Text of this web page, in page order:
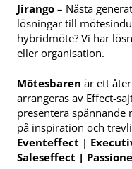
Jirango – Nästa
lösningar till
hybridmöte? Vi har
eller organisation.
Mötesbaren är ett
arrangeras av Effect-
presentera
på inspiration och
Eventeffect |
Saleseffect |